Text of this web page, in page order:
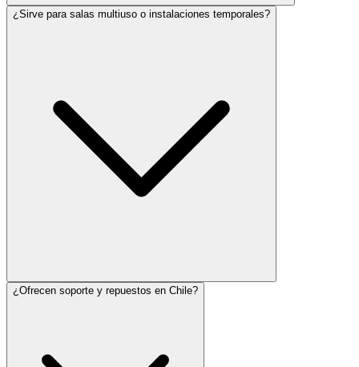
¿Sirve para salas multiuso o instalaciones temporales?
¿Ofrecen soporte y repuestos en Chile?